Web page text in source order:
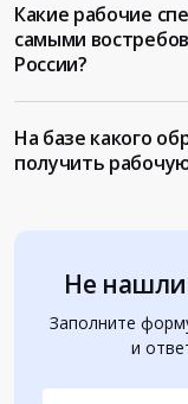
Не нашли
Заполните
и
Какие рабочие
самыми
России?
На базе какого
получить